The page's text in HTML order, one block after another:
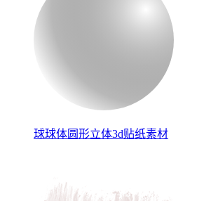
球球体圆形立体3d贴纸素材